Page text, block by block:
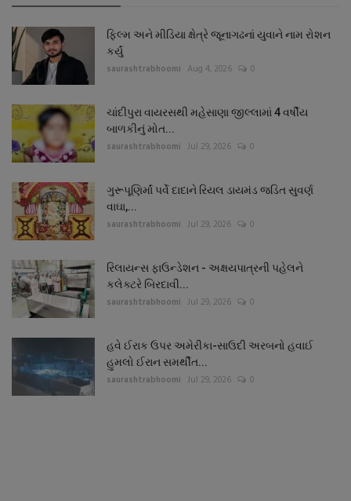
ફિલ્મ અને મીડિયા ક્ષેત્રે જૂનાગઢનાં યુવાને નામ રોશન
કર્યું
saurashtrabhoomi Aug 4, 2026 0
ચાંદીપુરા વાયરસથી મહેસાણા જીલ્લામાં 4 વર્ષીય
બાળકીનું મોત...
saurashtrabhoomi Jul 29, 2026 0
ગુરૂપૂણિર્માં પર્વે દાદાને રિયલ ડાયમંડ જડિત સુવર્ણ
વાઘા,...
saurashtrabhoomi Jul 29, 2026 0
રિલાયન્સ ફાઉન્ડેશન - અક્ષયપાત્રની પહેલને
કલેક્ટરે બિરદાવી...
saurashtrabhoomi Jul 29, 2026 0
હવે ઈરાક ઉપર અમેરીકા-સાઉદી અરબનો હવાઈ
હુમલો ઈરાન સમર્થીત...
saurashtrabhoomi Jul 29, 2026 0